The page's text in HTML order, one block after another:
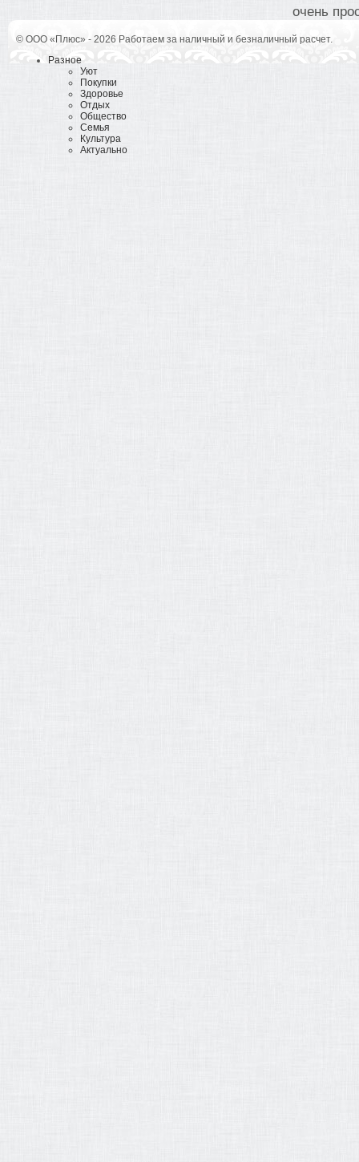
очень
© ООО «Плюс» - 2026 Работаем за наличный и безналичный расчет.
Разное
Уют
Покупки
Здоровье
Отдых
Общество
Семья
Культура
Актуально